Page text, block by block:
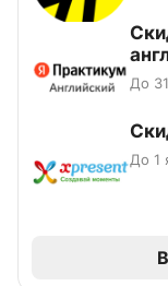
До
До 1